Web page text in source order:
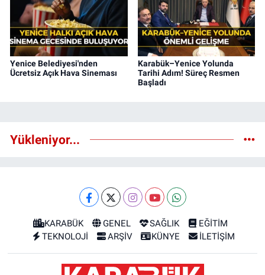
Yenice Belediyesi'nden
Ücretsiz Açık Hava Sineması
Karabük–Yenice Yolunda
Tarihi Adım! Süreç Resmen
Başladı
Yükleniyor...
KARABÜK GENEL SAĞLIK
EĞİTİM
TEKNOLOJİ
ARŞİV KÜNYE İLETİŞİM